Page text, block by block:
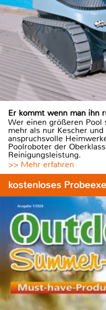
Er kommt wenn man ihn
Wer einen größeren
mehr als nur Kescher
anspruchsvolle
Poolroboter der
Reinigungsleistung.
>> Mehr erfahren
kostenloses